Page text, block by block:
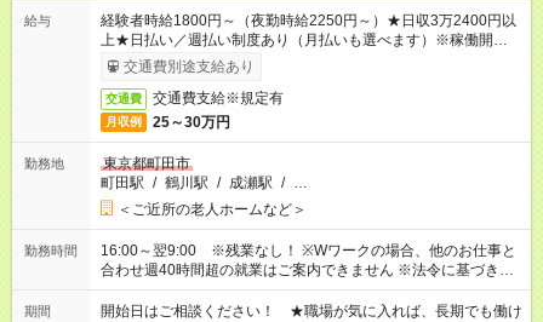
給与
経験者時給1800円～（夜勤時給2250円～）★日収3万2400円以
上★日払い／週払い制度あり（月払いも選べます）※稼働開始時
は手続き完了次第のお支払いとなります。
交通費別途支給あり
交通費 交通費支給※規定有
月収例 25～30万円
勤務地
東京都町田市
町田駅 / 鶴川駅 / 成瀬駅 / …
＜ご近所の老人ホームなど＞
勤務時間
16:00～翌9:00 ※残業なし！ ※Wワークの場合、他のお仕事と
合わせ週40時間超の就業はご案内できません ※法令に基づき、
週20時間以上勤務は社会保険への加入対象となります ※労働者
派遣法（日雇い派遣の原則禁止）により、短時間・短期間の就
期間
開始日はご相談ください！ ★職場が気に入れば、長期でも働け